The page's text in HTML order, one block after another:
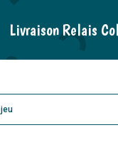
Livraison Relais